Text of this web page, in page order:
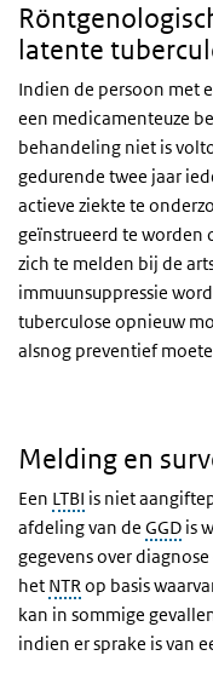
latente
Indien de persoon met
een medicamenteuze
behandeling niet is
gedurende twee jaar
actieve ziekte te
geïnstrueerd te worden
zich te melden bij de
immuunsuppressie
tuberculose opnieuw
alsnog preventief
Melding en
Een LTBI is niet
afdeling van de GGD is
gegevens over
het NTRop basis
kan in sommige
indien er sprake is van